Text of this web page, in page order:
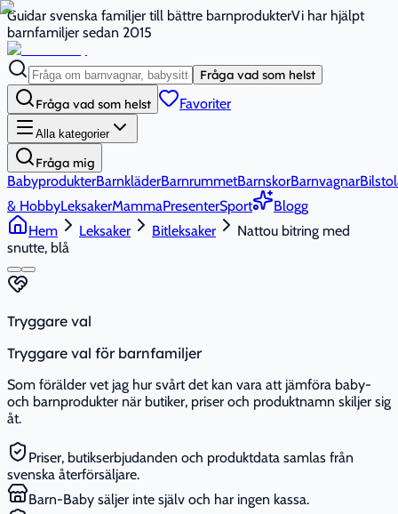
Guidar svenska familjer till bättre barnprodukterVi har hjälpt
barnfamiljer sedan 2015
Fråga vad som helst
Fråga vad som helst Favoriter
Alla kategorier
Fråga mig
BabyprodukterBarnkläderBarnrummetBarnskorBarnvagnar
& HobbyLeksakerMammaPresenterSport
Blogg
Hem
Leksaker Bitleksaker
Nattou bitring med
snutte, blå
Tryggare val
Tryggare val för barnfamiljer
Som förälder vet jag hur svårt det kan vara att jämföra baby-
och barnprodukter när butiker, priser och produktnamn skiljer sig
åt.
Priser, butikserbjudanden och produktdata samlas från
svenska återförsäljare.
Barn-Baby säljer inte själv och har ingen kassa.